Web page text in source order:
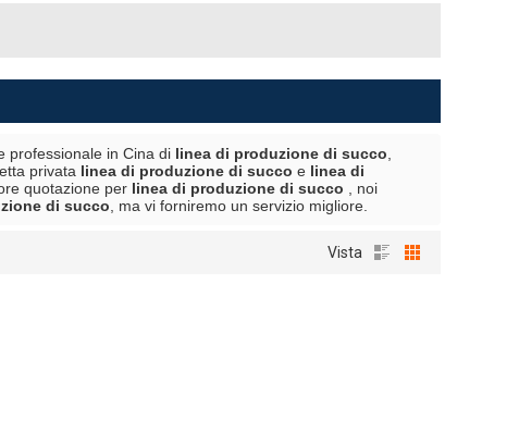
professionale in Cina di linea di produzione di succo
privata linea di produzione di succo e linea di
quotazione per linea di produzione di succo , noi
di succo , ma vi forniremo un servizio migliore.
Vista